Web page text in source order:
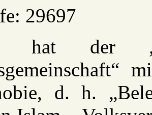
29697
hat der
d. h.